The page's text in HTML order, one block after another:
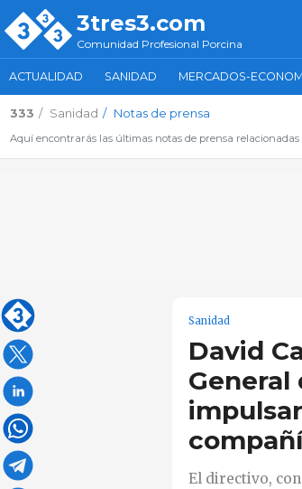
3tres3.com
Comunidad Profesional Porcina
ACTUALIDAD SANIDAD MERCADOS-
333 Sanidad Notas de prensa
Aquí encontrarás las últimas notas de prensa
Sanidad
David
General
El directivo,